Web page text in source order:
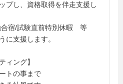
プし、資格取得を伴走支援し
合宿/試験直前特別休暇 等
に支援します。
ィング】
トの事まで